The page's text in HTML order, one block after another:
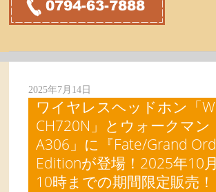
2025年7月14日
ワイヤレスヘッドホン「
CH720N」とウォークマン
A306」に『Fate/Grand
Editionが登場！2025年10
10時までの期間限定販売！